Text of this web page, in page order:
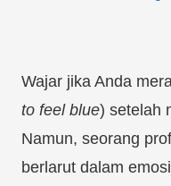
Wajar jika Anda
to feel blue) setelah
Namun, seorang
berlarut dalam